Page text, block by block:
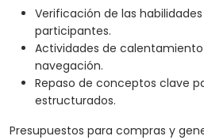
Verificación de las habilidades
participantes.
Actividades de
navegación.
Repaso de conceptos clave
estructurados.
Presupuestos para compras y